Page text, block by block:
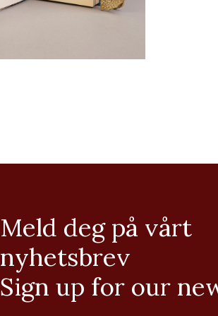
Meld deg på vårt
nyhetsbrev
Sign up for our